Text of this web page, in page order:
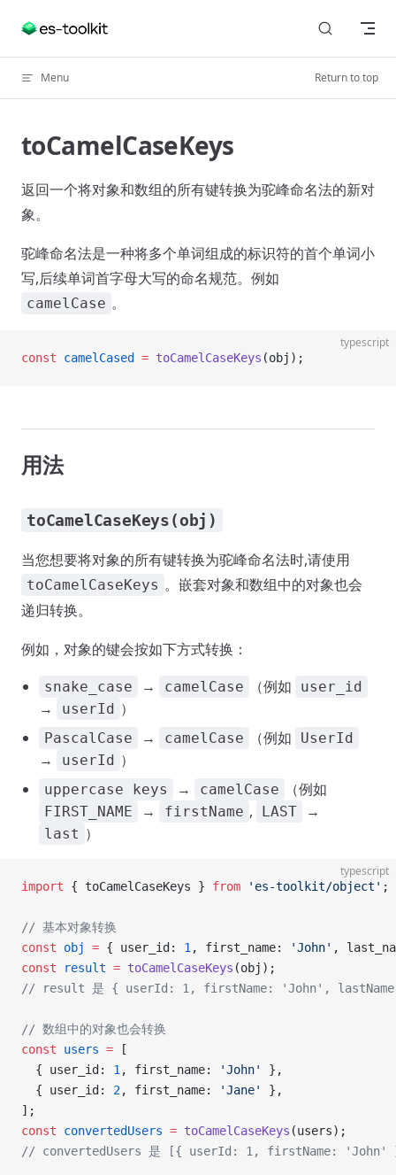
Skip to content
Menu Return to top
toCamelCaseKeys
返回一个将对象和数组的所有键转换为驼峰命名法的新对
象。
驼峰命名法是一种将多个单词组成的标识符的首个单词小
写,后续单词首字母大写的命名规范。例如
camelCase 。
typescript
const camelCased = toCamelCaseKeys (obj);
用法
toCamelCaseKeys(obj)
当您想要将对象的所有键转换为驼峰命名法时,请使用
toCamelCaseKeys 。嵌套对象和数组中的对象也会
递归转换。
例如，对象的键会按如下方式转换：
snake_case → camelCase （例如 user_id
→ userId ）
PascalCase → camelCase （例如 UserId
→ userId ）
uppercase keys → camelCase （例如
FIRST_NAME → firstName , LAST →
last ）
typescript
import { toCamelCaseKeys } from 'es-toolkit/object' ;
// 基本对象转换
const obj = { user_id: 1 , first_name: 'John' ,
const result = toCamelCaseKeys (obj);
// result 是 { userId: 1, firstName: 'John',
// 数组中的对象也会转换
const users = [
  { user_id:
1 , first_name: 'John'
},
  { user_id:
2, first_name: 'Jane'
},
];
const convertedUsers = toCamelCaseKeys (users);
// convertedUsers 是 [{ userId: 1, firstName: